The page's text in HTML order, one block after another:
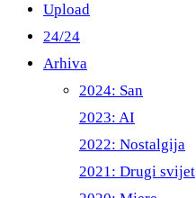
Upload
24/24
Arhiva
2024: San
2023: AI
2022: Nostalgija
2021: Drugi svijet